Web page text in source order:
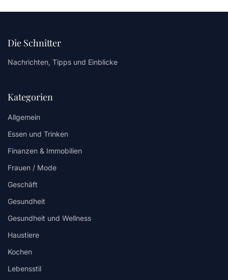
Die Schnitter
Nachrichten, Tipps und Einblicke
Kategorien
Allgemein
Essen und Trinken
Finanzen & Immobilien
Frauen / Mode
Geschäft
Gesundheit
Gesundheit und Wellness
Haustiere
Kochen
Lebensstil